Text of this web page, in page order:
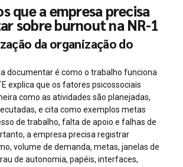
que a empresa precisa
sobre burnout na NR-1
da organização do
documentar é como o trabalho funciona
explica que os fatores psicossociais
como as atividades são planejadas,
e cita como exemplos metas
de trabalho, falta de apoio e falhas de
a empresa precisa registrar
volume de demanda, metas, janelas de
de autonomia, papéis, interfaces,